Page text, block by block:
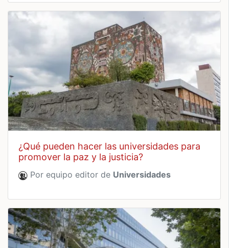
¿qué pueden hacer las universidades para
promover la paz y la justicia?
Por equipo editor de Universidades